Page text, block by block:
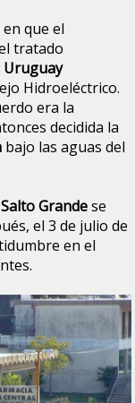
que el
tratado
Uruguay
Hidroeléctrico.
era la
decidida la
bajo las aguas del
Grandese
el 3 de julio de
en el